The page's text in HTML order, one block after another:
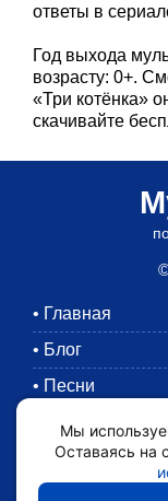
ответы в
Год выхода
возрасту: 0+.
«Три котёнка»
скачивайте
• Главная
• Блог
• Песни
Раскраски
Картинки
•
Мы
Оставаясь на